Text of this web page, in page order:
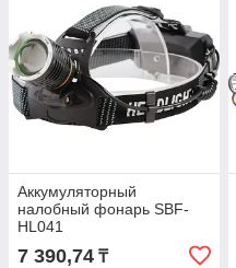
Аккумуляторный
налобный фонарь SBF-
HL041
7 390,74 ₸